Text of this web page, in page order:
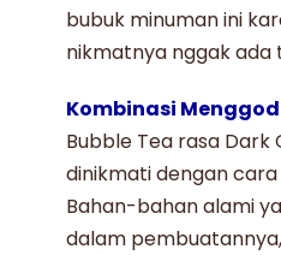
bubuk minumanini
nikmatnya nggak ada
Kombinasi
Bubble Tea rasa Dark
dinikmati dengan
Bahan-bahan alami
dalam